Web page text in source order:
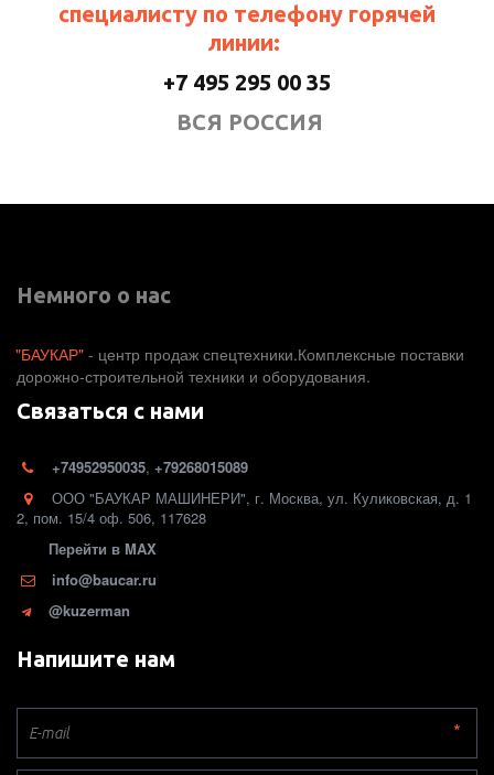
специалисту по телефону горячей
линии:
+7 495 295 00 35
ВСЯ РОССИЯ
Немного о нас
"БАУКАР" - центр продаж спецтехники.Комплексные поставки
дорожно-строительной техники и оборудования.
Связаться с нами
+74952950035, +79268015089
ООО "БАУКАР МАШИНЕРИ", г. Москва, ул. Куликовская, д. 1
2, пом. 15/4 оф. 506, 117628
Перейти в MAX
info@baucar.ru
@kuzerman
Напишите нам
*